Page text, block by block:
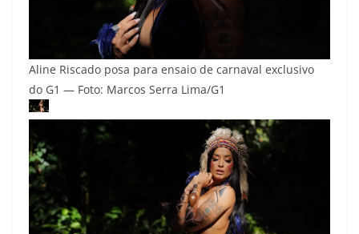
Aline Riscado posa para ensaio de carnaval exclusivo
do G1 — Foto: Marcos Serra Lima/G1